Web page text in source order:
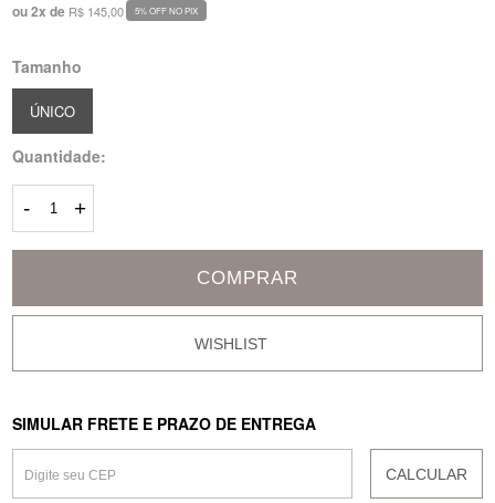
ou2x de R$ 145,00 5% OFF NO PIX
Tamanho
ÚNICO
Quantidade:
- +
COMPRAR
SIMULAR FRETE E PRAZO DE ENTREGA
CALCULAR